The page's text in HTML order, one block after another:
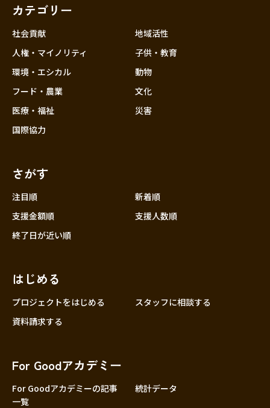
近畿
中国
カテゴリー
社会貢献
人権・マイノリティ
環境・エシカル
フード・農業
医療・福祉
国際協力
地域活性
子供・教育
動物
文化
災害
さがす
注目順
新着順
支援金額順
支援人数順
終了日が近い順
はじめる
プロジェクトをはじめる
スタッフに相談する
資料請求する
For Goodアカデミー
For Goodアカデミーの記事
一覧
統計データ